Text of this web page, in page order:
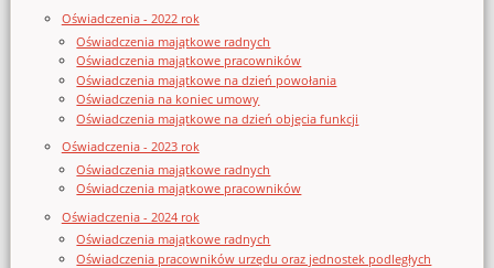
Oświadczenia - 2022 rok
Oświadczenia majątkowe radnych
Oświadczenia majątkowe pracowników
Oświadczenia majątkowe na dzień powołania
Oświadczenia na koniec umowy
Oświadczenia majątkowe na dzień objęcia funkcji
Oświadczenia - 2023 rok
Oświadczenia majątkowe radnych
Oświadczenia majątkowe pracowników
Oświadczenia - 2024 rok
Oświadczenia majątkowe radnych
Oświadczenia pracowników urzędu oraz jednostek podległych